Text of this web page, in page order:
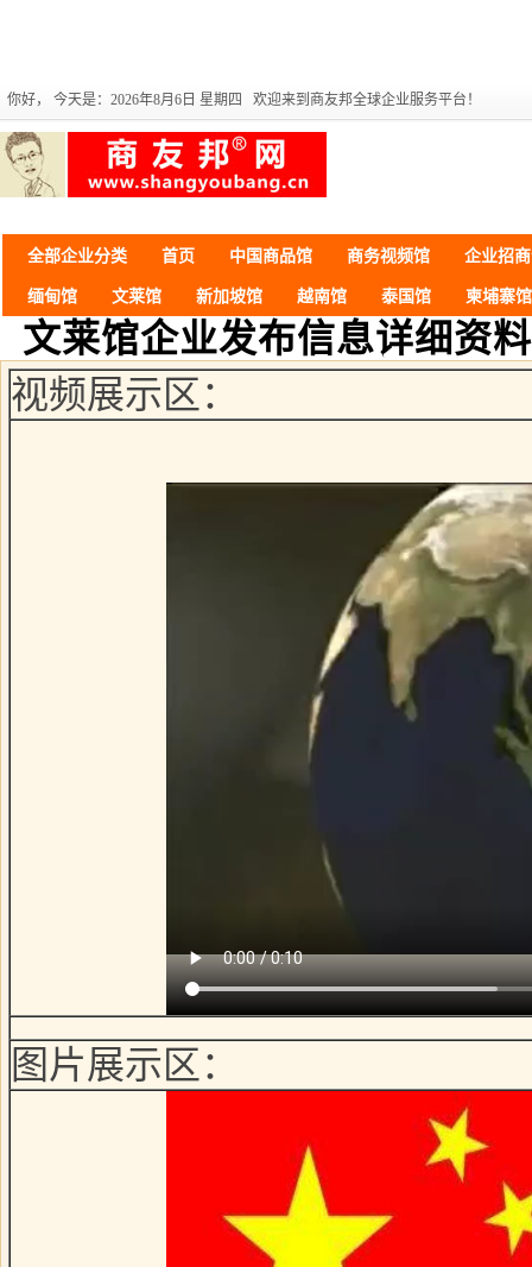
你好， 今天是：2026年8月6日 星期四 欢迎来到商友邦全球企业服务平台！
全部企业分类 首页 中国商品馆 商务视频馆 企业招
缅甸馆 文莱馆 新加坡馆 越南馆 泰国馆 柬埔寨馆
文莱馆企业发布信息详细资料
视频展示区：
图片展示区：